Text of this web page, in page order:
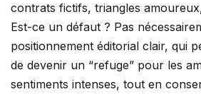
contrats fictifs, triangles
Est-ce un défaut ? Pas
positionnement éditorial clair, qui
de devenir un “refuge” pour les
sentiments intenses, tout en